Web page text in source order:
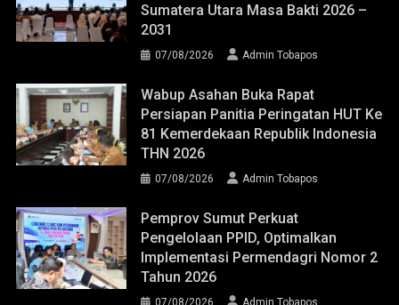
Sumatera Utara Masa Bakti 2026 –
2031
07/08/2026 Admin Tobapos
Wabup Asahan Buka Rapat
Persiapan Panitia Peringatan HUT Ke
81 Kemerdekaan Republik Indonesia
THN 2026
07/08/2026 Admin Tobapos
Pemprov Sumut Perkuat
Pengelolaan PPID, Optimalkan
Implementasi Permendagri Nomor 2
Tahun 2026
07/08/2026 Admin Tobapos